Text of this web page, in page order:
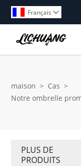
Français 
maison > Cas >
Notre ombrelle
PLUS DE
PRODUITS